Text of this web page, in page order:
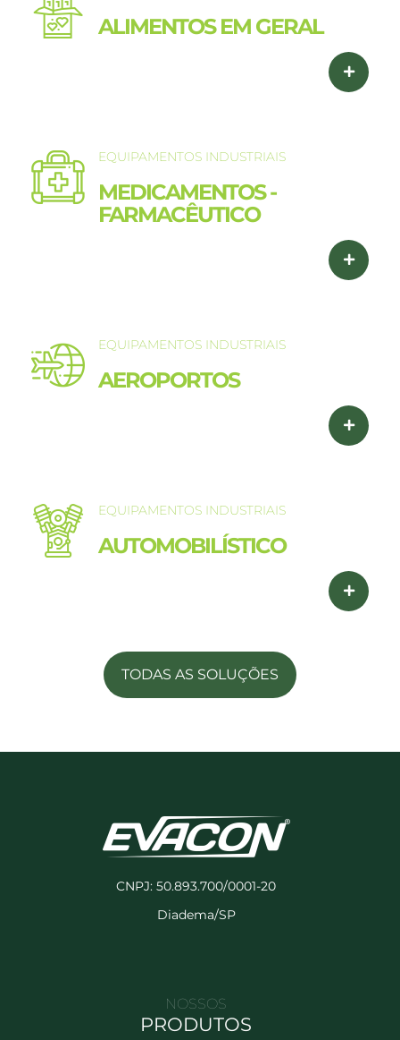
ALIMENTOS EM GERAL
EQUIPAMENTOS INDUSTRIAIS
MEDICAMENTOS -
FARMACÊUTICO
EQUIPAMENTOS INDUSTRIAIS
AEROPORTOS
EQUIPAMENTOS INDUSTRIAIS
AUTOMOBILÍSTICO
TODAS AS SOLUÇÕES
CNPJ: 50.893.700/0001-20
Diadema/SP
NOSSOS
PRODUTOS